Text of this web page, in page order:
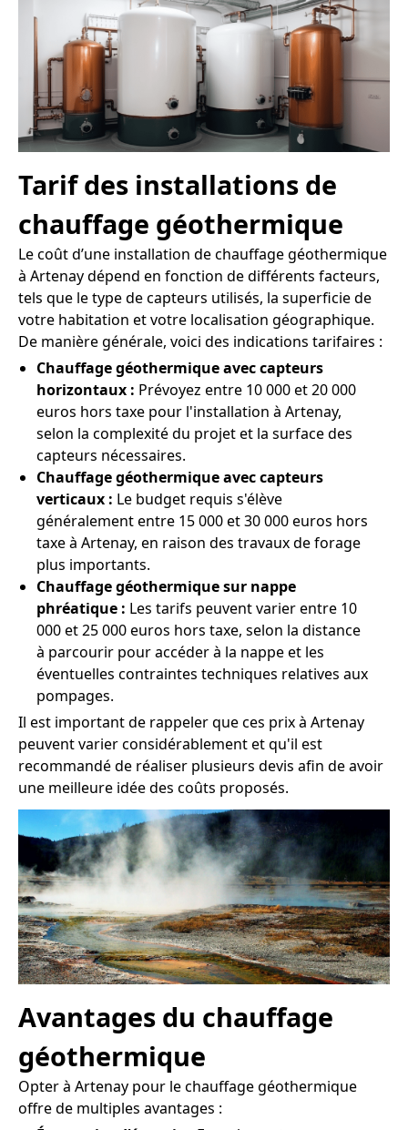
Tarif des installations de
chauffage géothermique
Le coût d’une installation de chauffage géothermique
à Artenay dépend en fonction de différents facteurs,
tels que le type de capteurs utilisés, la superficie de
votre habitation et votre localisation géographique.
De manière générale, voici des indications tarifaires :
Chauffage géothermique avec capteurs
horizontaux : Prévoyez entre 10 000 et 20 000
euros hors taxe pour l'installation à Artenay,
selon la complexité du projet et la surface des
capteurs nécessaires.
Chauffage géothermique avec capteurs
verticaux : Le budget requis s'élève
généralement entre 15 000 et 30 000 euros hors
taxe à Artenay, en raison des travaux de forage
plus importants.
Chauffage géothermique sur nappe
phréatique : Les tarifs peuvent varier entre 10
000 et 25 000 euros hors taxe, selon la distance
à parcourir pour accéder à la nappe et les
éventuelles contraintes techniques relatives aux
pompages.
Il est important de rappeler que ces prix à Artenay
peuvent varier considérablement et qu'il est
recommandé de réaliser plusieurs devis afin de avoir
une meilleure idée des coûts proposés.
Avantages du chauffage
géothermique
Opter à Artenay pour le chauffage géothermique
offre de multiples avantages :